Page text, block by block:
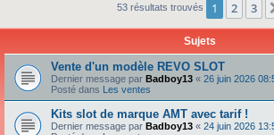
53 résultats trouvés 1 2 3
Sujets
Vente d'un modèle REVO SLOT
Dernier message par Badboy13 « 26 juin 2026
Posté dans Les ventes
Kits slot de marque AMT avec tarif !
Dernier message par Badboy13 « 24 juin 2026